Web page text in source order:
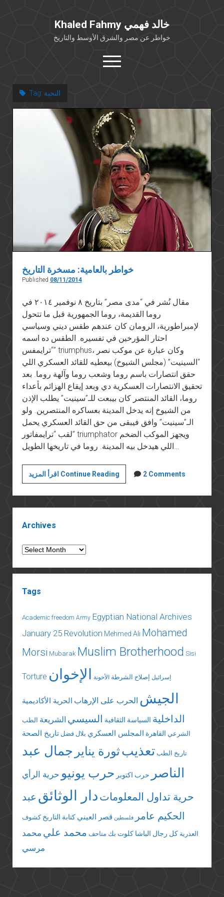
Khaled Fahmy خالد فهمي
خواطر عن مصر والشرق الأوسط والتاريخ
open
menu
خلفية شخصية
كتابات أكاديمية
مقالات صحافية
بوستات من فيسبوك
مقابلات في الإعلام
Languages
Tag: النخبة
خواطر بالعامية: مسخرة التاريخ
Published 08/11/2014
مقال نُشر في “مدى مصر” بتاريخ ٨ نوفمير ٢٠١٤ في
روما القديمة، روما الجمهورية قبل ما تتحول
لإمبراطورية، الرومان كان عندهم طقس ديني وسياسي
احتار المؤرخين في تفسيره. الطقس ده اسمه
“ترايمفس” triumphus، وكان عبارة عن موكب نصر
“السينيت” (مجلس الشيوخ) بيعطيه للقائد العسكري اللي
حقق انتصارات باسم روما وشعب روما وآلهة روما. بعد
تحقيق الانتصارات العسكرية دي وبعد إيقاع الهزائم بأعداء
روما، القائد المنتصر كان بيبعت للـ”سينيت” يطلب الإذن
من الشيوخ إنه يدخل المدينة بعساكره المنتصرين. ولو
الـ”سينيت” وافق فيبقى من حق القائد العسكري يحمل
لقب “ترايمفاتور” triumphator ويجهز الموكب الضخم
اللي هيدخل بيه المدينة. روما في تاريخها الطويل…
اقرأ المزيد Continue Readingخواطر
بالعامية:
مسخرة
التاريخ
2 Comments
Archives
Archives
Tags
Academic freedom Army Egyptian National Archives
January 25 Revolution Mehmed Ali Mohamed
Morsi Mubarak Muslim Brotherhood Sisi
Torture إسرائيل إصلاح الشرطة الأخونة الإخوان
الجيش الحرب على الإرهاب الحرية الأكاديمية
الداخلية السياسة الثقافية السيسي الشريعة الطب
الشرعي القاهرة المجلس العسكري بلال فضل تاريخ الصحة
تاريخ الطب تعذيبثورة يناير جمال عبد
الناصر
حرب اكتوبر حرب يونيو حرية الرأي
حرية تداول المعلومات دار الوثائق عبد
الحكيم عامر
فلسطين قصر العيني كتابة التاريخ كشوف
العذرية كل رجال الباشا كلوت بك متاحف محمد علي محمد
مرسي